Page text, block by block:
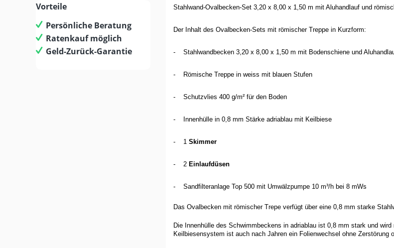
Vorteile
Persönliche Beratung
Ratenkauf möglich
Geld-Zurück-Garantie
Stahlwand-Ovalbecken-Set 3,20 x 8,00 x 1,50 m mit Aluhandlauf und
Der Inhalt des Ovalbecken-Sets mit römischer Treppe in Kurzform:
- Stahlwandbecken 3,20 x 8,00 x 1,50 m mit Bodenschiene und
- Römische Treppe in weiss mit blauen Stufen
- Schutzvlies 400 g/m² für den Boden
- Innenhülle in 0,8 mm Stärke adriablau mit Keilbiese
- 1 Skimmer
- 2 Einlaufdüsen
- Sandfilteranlage Top 500 mit Umwälzpumpe 10 m³/h bei 8 mWs
Das Ovalbecken mit römischer Trepe verfügt über eine 0,8 mm starke
Die Innenhülle des Schwimmbeckens in adriablau ist 0,8 mm stark und
Keilbiesensystem ist auch nach Jahren ein Folienwechsel ohne Zerstörung